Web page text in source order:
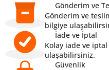
Gönderim ve
Gönderim ve
bilgiye
İade ve İptal
Kolay iade ve
ulaşabilirsiniz.
Güvenlik